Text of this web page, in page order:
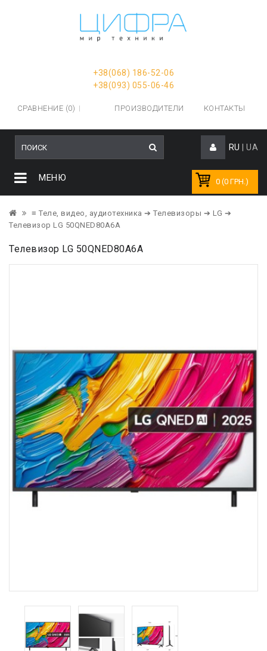
+38(068) 186-52-06
+38(093) 055-06-46
СРАВНЕНИЕ (0) ПРОИЗВОДИТЕЛИ КОНТАКТЫ
RU UA
0 (0 ГРН.)
МЕНЮ
≡ Теле, видео, аудиотехника ➔ Телевизоры ➔ LG ➔
Телевизор LG 50QNED80A6A
Телевизор LG 50QNED80A6A